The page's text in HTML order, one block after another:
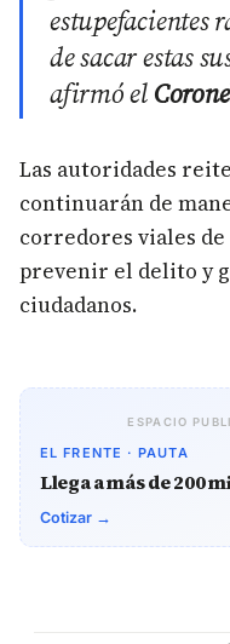
estupefacientes
de sacar estas
afirmó el
Las autoridades
continuarán de
corredores viales de
prevenir el delito y
ciudadanos.
ESPACIO
EL FRENTE · PAUTA
Llega a más de 200
Cotizar →